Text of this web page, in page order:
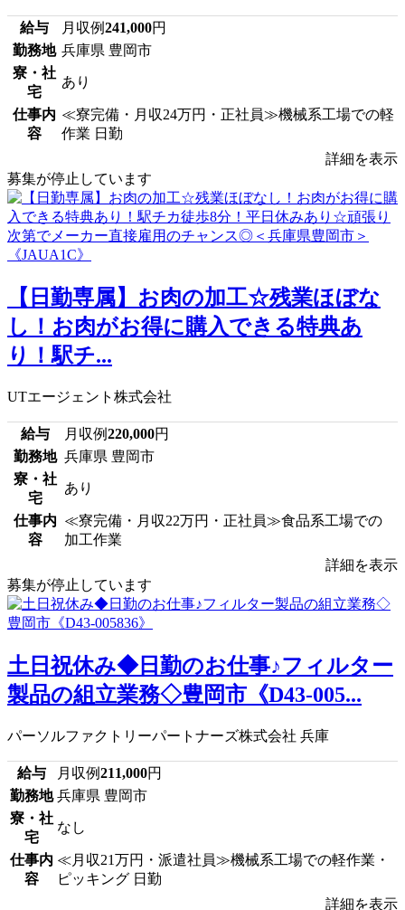
給与 月収例241,000円
勤務地 兵庫県 豊岡市
寮・社
宅
あり
仕事内
容
≪寮完備・月収24万円・正社員≫機械系工場での軽
作業 日勤
詳細を表示
募集が停止しています
【日勤専属】お肉の加工☆残業ほぼな
し！お肉がお得に購入できる特典あ
り！駅チ...
UTエージェント株式会社
給与 月収例220,000円
勤務地 兵庫県 豊岡市
寮・社
宅
あり
仕事内
容
≪寮完備・月収22万円・正社員≫食品系工場での
加工作業
詳細を表示
募集が停止しています
土日祝休み◆日勤のお仕事♪フィルター
製品の組立業務◇豊岡市《D43-005...
パーソルファクトリーパートナーズ株式会社 兵庫
給与 月収例211,000円
勤務地 兵庫県 豊岡市
寮・社
宅
なし
仕事内
容
≪月収21万円・派遣社員≫機械系工場での軽作業・
ピッキング 日勤
詳細を表示